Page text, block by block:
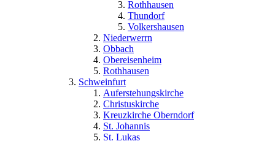
Rothhausen
Thundorf
Volkershausen
Niederwerrn
Obbach
Obereisenheim
Rothhausen
Schweinfurt
Auferstehungskirche
Christuskirche
Kreuzkirche Oberndorf
St. Johannis
St. Lukas